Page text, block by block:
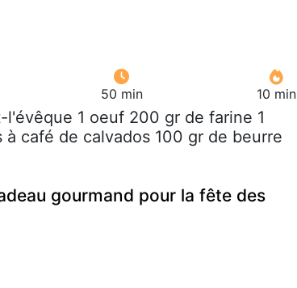
50 min 10 min
l'évêque 1 oeuf 200 gr de farine 1
café de calvados 100 gr de beurre
gourmand pour la fête des